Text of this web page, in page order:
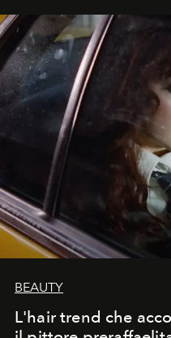
BEAUTY
L'hair trend che